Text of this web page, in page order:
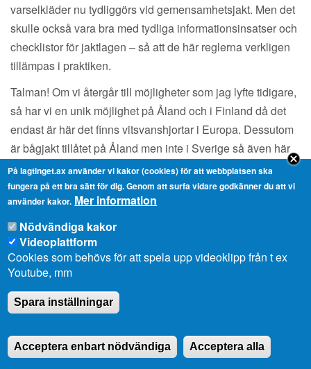
varselkläder nu tydliggörs vid gemensamhetsjakt. Men det
skulle också vara bra med tydliga informationsinsatser och
checklistor för jaktlagen – så att de här reglerna verkligen
tillämpas i praktiken.
Talman! Om vi återgår till möjligheter som jag lyfte tidigare,
så har vi en unik möjlighet på Åland och i Finland då det
endast är här det finns vitsvanshjortar i Europa. Dessutom
är bågjakt tillåtet på Åland men inte i Sverige så även här
kan det finnas möjligheter att locka jaktturism till Åland.
Jakt är verkligen en möjlig utvecklings nisch inom
turismen. Det finns några få aktörer på den åländska
marknaden men jag är övertygad om att det finns stora
möjligheter kring det. Varje jaktdag innebär lokala
inkomster – genom boende, måltider, transporter och
troféjakt. I vissa länder betalar gäster stora summor för just
den typen av upplevelser. Här har vi en potential som vi
borde ta vara på, men på ett ansvarsfullt sätt. Problemet är
väl kanske det att de finns så få markägare på Åland med
större sammanhängande markområden. Det är svårt för
På lagtinget.ax använder vi kakor (cookies) för att webbplatsen ska
fungera på ett bra sätt för dig. Genom att surfa vidare godkänner du att vi
använder kakor. Mer information
Nödvändiga kakor
Videoplattform
Cookies som behövs för att spela upp videoklipp från t ex
Youtube, mm
Spara inställningar
Acceptera enbart nödvändiga Acceptera alla